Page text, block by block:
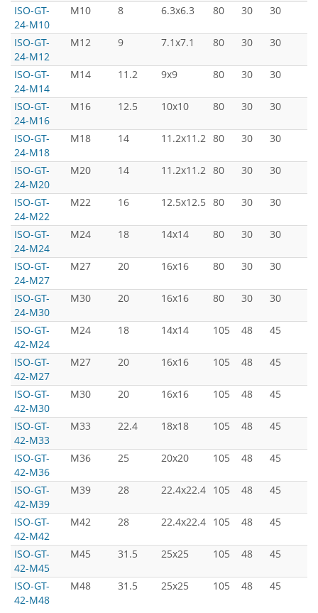
ISO-GT-
24-M10
M10 8 6.3x6.3 80 30 30
ISO-GT-
24-M12
M12 9 7.1x7.1 80 30 30
ISO-GT-
24-M14
M14 11.2 9x9 80 30 30
ISO-GT-
24-M16
M16 12.5 10x10 80 30 30
ISO-GT-
24-M18
M18 14 11.2x11.2 80 30 30
ISO-GT-
24-M20
M20 14 11.2x11.2 80 30 30
ISO-GT-
24-M22
M22 16 12.5x12.5 80 30 30
ISO-GT-
24-M24
M24 18 14x14 80 30 30
ISO-GT-
24-M27
M27 20 16x16 80 30 30
ISO-GT-
24-M30
M30 20 16x16 80 30 30
ISO-GT-
42-M24
M24 18 14x14 105 48 45
ISO-GT-
42-M27
M27 20 16x16 105 48 45
ISO-GT-
42-M30
M30 20 16x16 105 48 45
ISO-GT-
42-M33
M33 22.4 18x18 105 48 45
ISO-GT-
42-M36
M36 25 20x20 105 48 45
ISO-GT-
42-M39
M39 28 22.4x22.4 105 48 45
ISO-GT-
42-M42
M42 28 22.4x22.4 105 48 45
ISO-GT-
42-M45
M45 31.5 25x25 105 48 45
ISO-GT-
42-M48
M48 31.5 25x25 105 48 45